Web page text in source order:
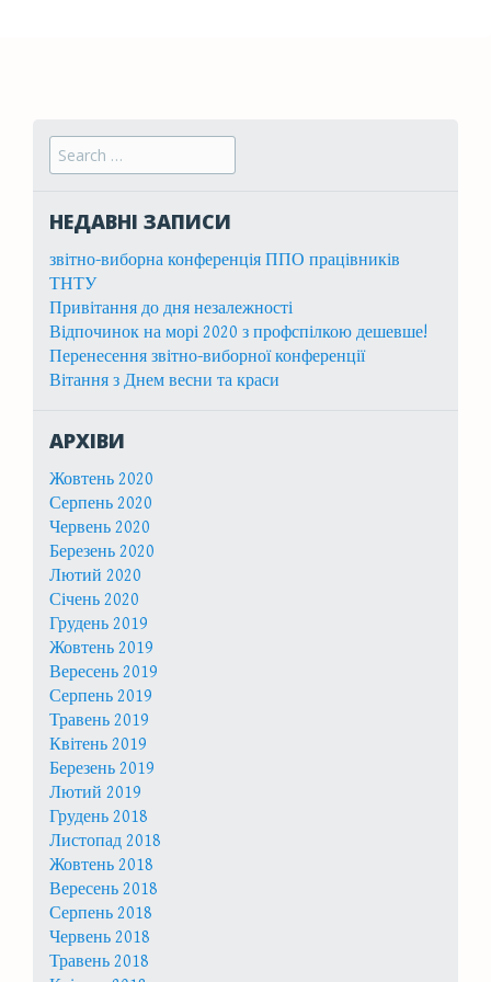
Search for:
НЕДАВНІ ЗАПИСИ
звітно-виборна конференція ППО працівників
ТНТУ
Привітання до дня незалежності
Відпочинок на морі 2020 з профспілкою дешевше!
Перенесення звітно-виборної конференції
Вітання з Днем весни та краси
АРХІВИ
Жовтень 2020
Серпень 2020
Червень 2020
Березень 2020
Лютий 2020
Січень 2020
Грудень 2019
Жовтень 2019
Вересень 2019
Серпень 2019
Травень 2019
Квітень 2019
Березень 2019
Лютий 2019
Грудень 2018
Листопад 2018
Жовтень 2018
Вересень 2018
Серпень 2018
Червень 2018
Травень 2018